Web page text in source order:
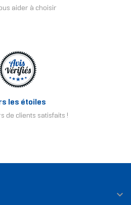
aider à choisir
les étoiles
de clients satisfaits !
